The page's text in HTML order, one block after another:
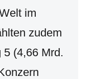
im
zudem
(4,66 Mrd.